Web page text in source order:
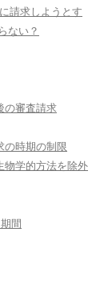
請求しようとす
ない？
の審査請求
の時期の制限
物学的方法を除外
間